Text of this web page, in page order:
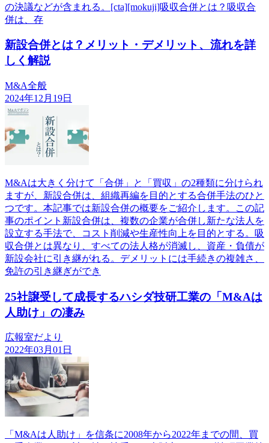
の決議などが含まれる。[cta][mokuji]吸収合併とは？吸収合
併は、存
新設合併とは？メリット・デメリット、流れを詳
しく解説
M&A全般
2024年12月19日
M&Aは大きく分けて「合併」と「買収」の2種類に分けられ
ますが、新設合併は、組織再編を目的とする合併手法のひと
つです。本記事では新設合併の概要をご紹介します。この記
事のポイント新設合併は、複数の企業が合併し新たな法人を
設立する手法で、コスト削減や生産性向上を目的とする。吸
収合併とは異なり、すべての法人格が消滅し、資産・負債が
新設会社に引き継がれる。デメリットには手続きの複雑さ、
免許の引き継ぎができ
25社譲受して成長するハシダ技研工業の「M&Aは
人助け」の凄み
広報室だより
2022年03月01日
「M&Aは人助け」を信条に2008年から2022年までの間、買